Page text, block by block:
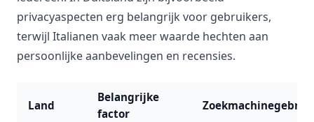
privacyaspecten erg belangrijk voor gebruikers,
terwijl Italianen vaak meer waarde hechten aan
persoonlijke aanbevelingen en recensies.
Land
Belangrijke
factor